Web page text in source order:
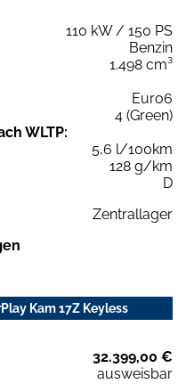
110 kW / 150 PS
Benzin
1.498 cm³
Euro6
4 (Green)
WLTP:
5,6 l/100km
128 g/km
D
Zentrallager
Kam 17Z Keyless
32.399,00 €
ausweisbar